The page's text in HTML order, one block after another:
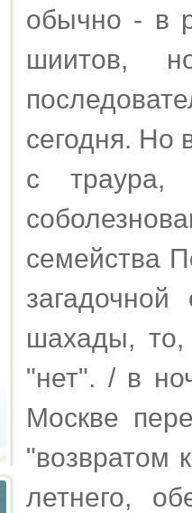
обычно - в
шиитов,
сегодня. Но
с траура,
семейства
шахады, то,
"нет". / в
Москве
"возвратом
летнего,